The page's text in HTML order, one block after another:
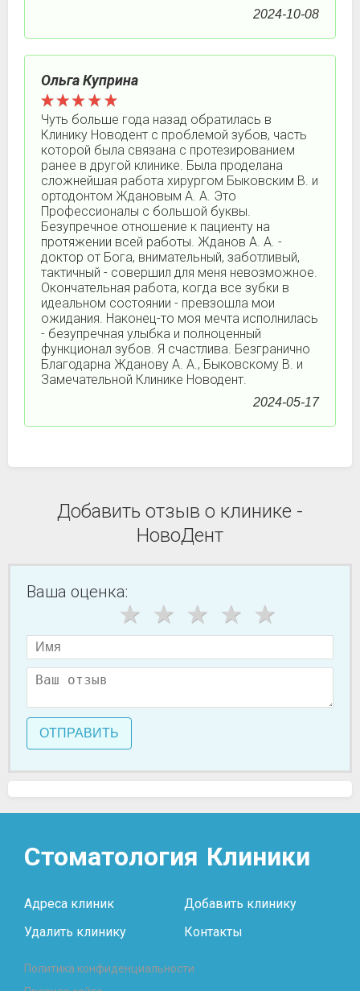
2024-10-08
Ольга Куприна
Чуть больше года назад обратилась в
Клинику Новодент с проблемой зубов, часть
которой была связана с протезированием
ранее в другой клинике. Была проделана
сложнейшая работа хирургом Быковским В. и
ортодонтом Ждановым А. А. Это
Профессионалы с большой буквы.
Безупречное отношение к пациенту на
протяжении всей работы. Жданов А. А. -
доктор от Бога, внимательный, заботливый,
тактичный - совершил для меня невозможное.
Окончательная работа, когда все зубки в
идеальном состоянии - превзошла мои
ожидания. Наконец-то моя мечта исполнилась
- безупречная улыбка и полноценный
функционал зубов. Я счастлива. Безгранично
Благодарна Жданову А. А., Быковскому В. и
Замечательной Клинике Новодент.
2024-05-17
Добавить отзыв о клинике -
НовоДент
Ваша оценка:
ОТПРАВИТЬ
Стоматология Клиники
Адреса клиник
Добавить клинику
Удалить клинику
Контакты
Политика конфиденциальности